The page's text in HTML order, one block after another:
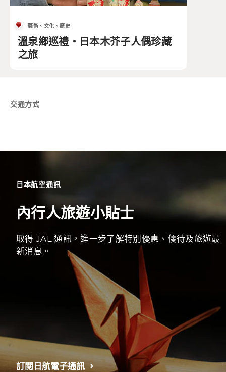
藝術、文化、歷史
溫泉鄉巡禮・日本木芥子人偶珍藏
之旅
交通方式
日本航空通訊
內行人旅遊小貼士
取得 JAL 通訊，進一步了解特別優惠、優待及旅遊最
新消息。
訂閱日航電子通訊